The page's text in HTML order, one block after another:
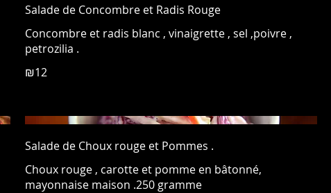
Salade de Concombre et Radis Rouge
Concombre et radis blanc , vinaigrette , sel ,poivre ,
₪12
Salade de Choux rouge et Pommes .
Choux rouge , carotte et pomme en bâtonné,
mayonnaise maison .250 gramme